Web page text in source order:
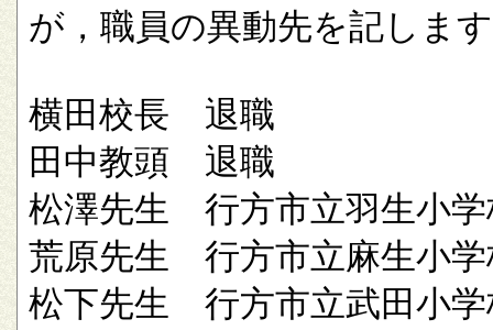
が，職員の異動先を記しま
横田校長 退職
田中教頭 退職
松澤先生 行方市立羽生小学
荒原先生 行方市立麻生小学
松下先生 行方市立武田小学